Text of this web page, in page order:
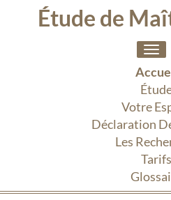
Étude de
Votre
Déclaration
Les
Tarifs